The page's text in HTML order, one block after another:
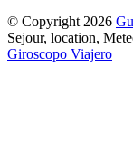
© Copyright 2026
Sejour, location,
Giroscopo Viajero